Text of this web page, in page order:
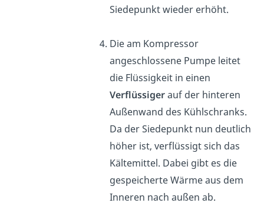
Siedepunkt wieder erhöht.
Die am Kompressor
angeschlossene Pumpe leitet
die Flüssigkeit in einen
Verflüssigerauf der hinteren
Außenwand des Kühlschranks.
Da der Siedepunkt nun deutlich
höher ist, verflüssigt sich das
Kältemittel. Dabei gibt es die
gespeicherte Wärme aus dem
Inneren nach außen ab.